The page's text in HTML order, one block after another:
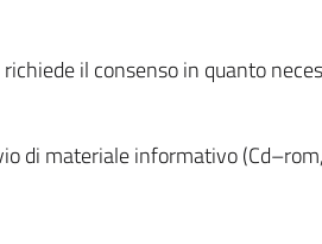
il consenso in quanto
di materiale informativo